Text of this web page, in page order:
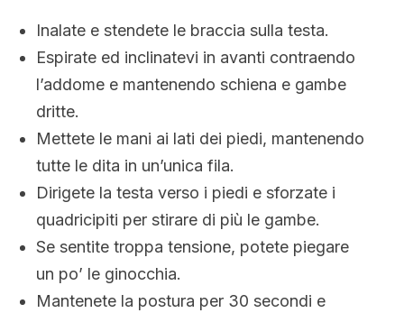
Inalate e stendete le braccia sulla testa.
Espirate ed inclinatevi in avanti contraendo
l’addome e mantenendo schiena e gambe
dritte.
Mettete le mani ai lati dei piedi, mantenendo
tutte le dita in un’unica fila.
Dirigete la testa verso i piedi e sforzate i
quadricipiti per stirare di più le gambe.
Se sentite troppa tensione, potete piegare
un po’ le ginocchia.
Mantenete la postura per 30 secondi e